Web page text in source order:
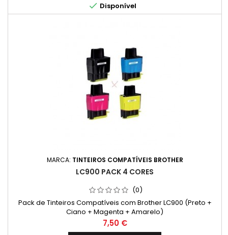
 Disponível
MARCA: TINTEIROS COMPATÍVEIS BROTHER
LC900 PACK 4 CORES
(0)
Pack de Tinteiros Compatíveis com Brother LC900 (Preto +
Ciano + Magenta + Amarelo)
Preço
7,50 €